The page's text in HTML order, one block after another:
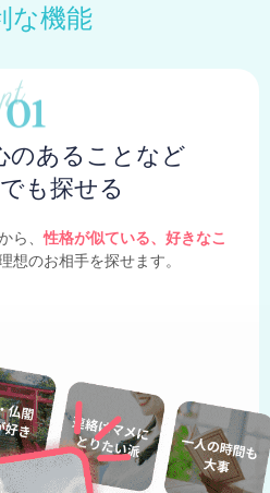
な機能
のあることなど
も探せる
ら、性格が似ている、好きなこ
想のお相手を探せます。